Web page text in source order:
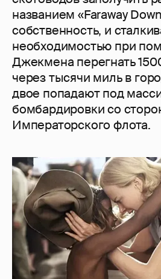
названием «Faraway
собственность, и
необходимостью при
Джекмена перегнать
через тысячи миль в
двое попадают под
бомбардировки со
Императорского флота.